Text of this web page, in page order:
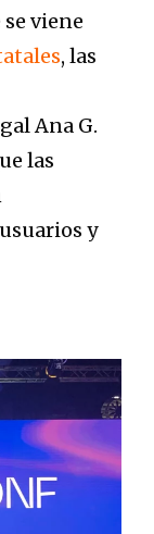
viene
, las
Ana G.
las
y